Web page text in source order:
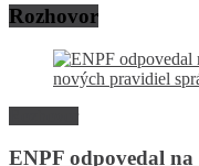
Rozhovor
ENPF odpovedal